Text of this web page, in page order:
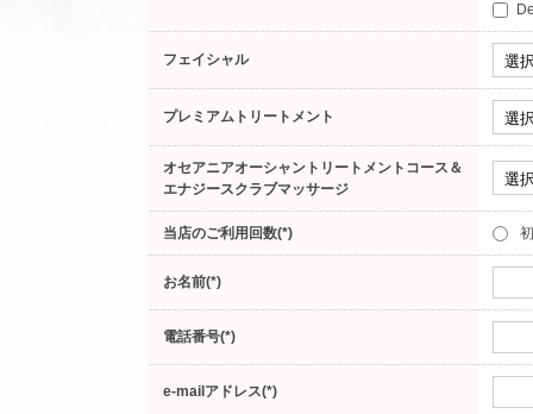
フェイシャル
プレミアムトリートメント
オセアニアオーシャントリートメントコース＆
エナジースクラブマッサージ
当店のご利用回数(*)
お名前(*)
電話番号(*)
e-mailアドレス(*)